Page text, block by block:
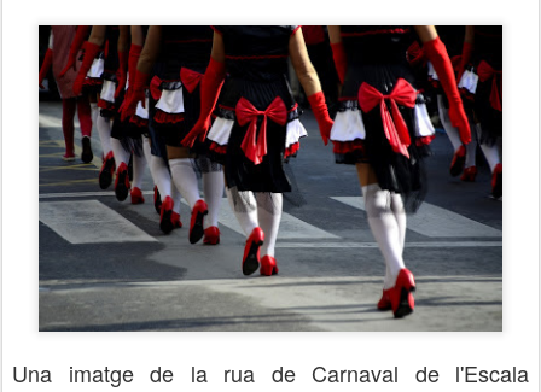
Una imatge de la rua de Carnaval de l'Escala